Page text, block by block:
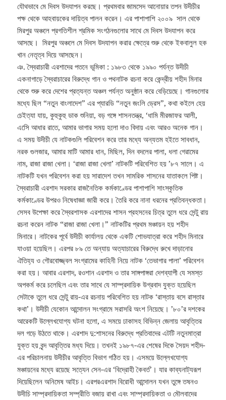
যৌথভাবে মে দিবস উদযাপন করছে। প্রথমবার জামসেদ আনোয়ার তপন উদীচীর
পক্ষ থেকে আহবায়কের দায়িত্ব পালন করেন। এর পাশাপাশি ২০০৯ সাল থেকে
মিরপুর অঞ্চলে প্রগতিশীল শ্রমিক সংগঠনগুলোর সাথে মে দিবস উদযাপন করে
আসছে। মিরপুর অঞ্চলে মে দিবস উদযাপন করার ক্ষেত্রে শুরু থেকে ইকবালুল হক
খান নেতৃত্ব দিয়ে আসছেন।
ঞ. স্বৈরাচারী এরশাদের পতনে ভূমিকা : ১৯৮৩ থেকে ১৯৯০ পর্যন্ত উদীচী
একনাগাড়ে স্বৈরাচারের বিরুদ্ধে গান ও পথনাটক রচনা করে কেন্দ্রীয় শহীদ মিনার
থেকে শুরু করে দেশের প্রত্যন্ত অঞ্চল পর্যন্ত অনুষ্ঠান করে বেড়িয়েছে। গানগুলোর
মধ্যে ছিল “নতুন বাংলাদেশ” এর প্যারডি “নতুন জংলি ড্রেস”, কথা কইলে হেয়
চেইত্যা যায়, কুহুকুহু ডাক শুনিয়া, বড় গঙ্গে শাসনতন্ত্র, ‘ধামি মীরজাফর আলী,
এসেি আধার রাতে, আমার ভাগার সময় হলো দাও বিদায় এবং আরও অনেক গান।
এ সময় উদীচী যে নাটকগুলি পরিবেশন করে তার মধ্যে অন্যতম হইতে সাবধান,
নরক গুলজার, আমার মাটি আমার ধান, মিছিল, দিন বদলের পালা, ধলা গেরামের
নাম, রাজা রাজা খেলা। ‘রাজা রাজা খেলা’ নাটকটি পরিবেশিত হয় ’৮৭ সালে। এ
নাটকটি যখন পরিবেশন করা হয় সারাদেশ তখন সামরিক শাসনের যাতাকলে পিষ্ট।
স্বৈরাচারী এরশাদ সরকার রাজনৈতিক কর্মকাণ্ডের পাশাপাশি সাংস্কৃতিক
কর্মকাণ্ডের উপরও নিষেধাজ্ঞা জারী করে। তৈরি করে নানা ধরনের প্রতিবন্ধকতা।
সেসব উপেক্ষা করে স্বৈরশাসক এরশাদের শাসন প্রহসনের চিত্র তুলে ধরে সেন্টু রায়
রচনা করেন নাটক “রাজা রাজা খেলা।” নাটকটির প্রথম মঞ্চায়ন হয় শহীদ
মিনারে। নাটকের পূর্বে উদীচী কার্যালয় থেকে একটি শোভযাত্রা করে শহীদ মিনারে
যাওয়া হয়েছিল। এরপর ৮৯ তে অন্যায় অত্যাচারের বিরুদ্ধে রুখে দাড়ানোর
ঐতিহ্য ও গৌরবোজ্জ্বল সংগ্রামের কাহিনী নিয়ে নাটক ‘তেভাগার পালা’ পরিবেশন
করা হয়। আবার এরশাদ, রওশান এরশাদ ও তার সাঙ্গপাঙ্গরা দেশব্যাপী যে সমস্ত
অপকর্ম করে চলেছিল এবং তার সাথে যে সাম্প্রদায়িক উগ্রবাদ যুক্ত হয়েছিল
সেটাকে তুলে ধরে সেন্টু রায়-এর রচনায় পরিবেশিত হয় নাটক ‘রাস্তায় বসে রাস্তার
কথা’। উদীচী যেকোন আন্দোলন সংগ্রামে সরাসরি অংশ নিয়েছে। ’৮০’র দশকের
আরেকটি উল্লেখযোগ্য ঘটনা হলো, এ সময়ে ঢাকাসহ বিভিন্ন জেলায় আবৃত্তির
দল গড়ে উঠতে থাকে। এরশাদ দু:শাসনের বিরুদ্ধে প্রতিবাদের এটটি নতুনমাত্রা
যুক্ত হয় বৃন্দ আবৃত্তির মধ্য দিয়ে। তখনই ১৯৮৭-এর শেষের দিকে সৈয়দ শহীদ-
এর পরিচালনায় উদীচীর আবৃত্তি বিভাগ গঠিত হয়। এসময়ে উল্লেখযোগ্য
মঞ্চায়নের মধ্যে রয়েছে সত্যেন সেন-এর ‘বিদ্রোহী কৈবর্ত’। যার কাব্যনাট্যরূপ
দিয়েছিলেন অনিমেষ আইচ। এরপরএরশাদ বিরোধী আন্দোলন যখন তুঙ্গে তষনও
উদীচি সাম্প্রদায়িকতা সম্প্রীতি বজায় রাখা এবং সাম্প্রদায়িকতা ও মৌলবাদের